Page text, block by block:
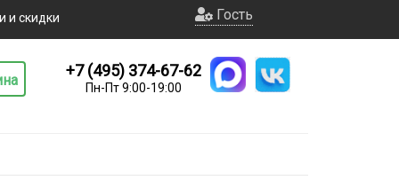
и скидки Гость
+7 (495) 374-67-62
Пн-Пт 9:00-19:00